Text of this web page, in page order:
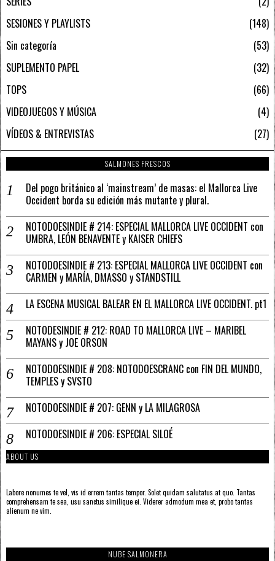
SESIONES Y PLAYLISTS
148
Sin categoría
53
SUPLEMENTO PAPEL
32
TOPS
66
VIDEOJUEGOS Y MÚSICA
4
VÍDEOS & ENTREVISTAS
27
SALMONES FRESCOS
Del pogo británico al ‘mainstream’ de masas: el Mallorca Live
Occident borda su edición más mutante y plural.
NOTODOESINDIE # 214: ESPECIAL MALLORCA LIVE OCCIDENT con
UMBRA, LEÓN BENAVENTE y KAISER CHIEFS
NOTODOESINDIE # 213: ESPECIAL MALLORCA LIVE OCCIDENT con
CARMEN y MARÍA, DMASSO y STANDSTILL
LA ESCENA MUSICAL BALEAR EN EL MALLORCA LIVE OCCIDENT. pt1
NOTODESINDIE # 212: ROAD TO MALLORCA LIVE – MARIBEL
MAYANS y JOE ORSON
NOTODOESINDIE # 208: NOTODOESCRANC con FIN DEL MUNDO,
TEMPLES y SVSTO
NOTODOESINDIE # 207: GENN y LA MILAGROSA
NOTODOESINDIE # 206: ESPECIAL SILOÉ
ABOUT US
Labore nonumes te vel, vis id errem tantas tempor. Solet quidam salutatus at quo. Tantas
comprehensam te sea, usu sanctus similique ei. Viderer admodum mea et, probo tantas
alienum ne vim.
NUBE SALMONERA